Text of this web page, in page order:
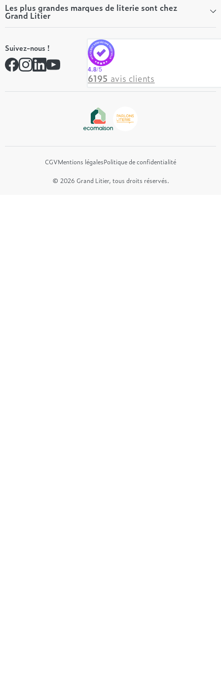
Tous les articles du Mag
Tous nos guides
Qui sommes-nous ?
Nos valeurs
Nos engagements
Rejoindre notre réseau
Contactez-nous
Les plus grandes marques de literie sont chez
Grand Litier
André Renault
Simmons
Hôtel & Lodge
Suivez-nous !
4.8/5
6195 avis clients
CGVMentions légalesPolitique de confidentialité
© 2026 Grand Litier, tous droits réservés.